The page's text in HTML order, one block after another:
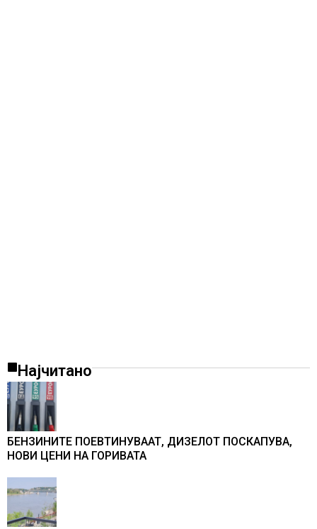
Најчитано
БЕНЗИНИТЕ ПОЕВТИНУВААТ, ДИЗЕЛОТ ПОСКАПУВА,
НОВИ ЦЕНИ НА ГОРИВАТА